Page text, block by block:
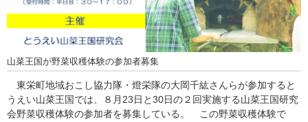
山菜王国が野菜収穫体験の参加者募集
東栄町地域おこし協力隊・燈栄隊の大岡千紘さんらが参加すると
うえい山菜王国では、８月23日と30日の２回実施する山菜王国研究
会野菜収穫体験の参加者を募集している。 この野菜収穫体験で